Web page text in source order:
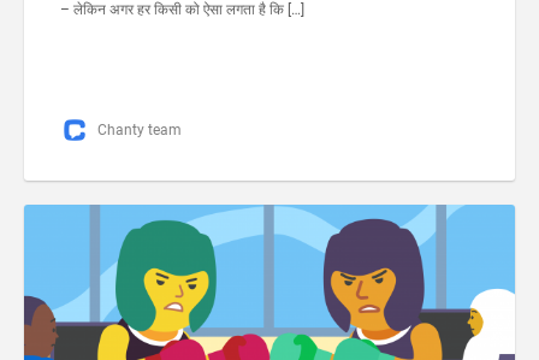
– लेकिन अगर हर किसी को ऐसा लगता है कि […]
Chanty team